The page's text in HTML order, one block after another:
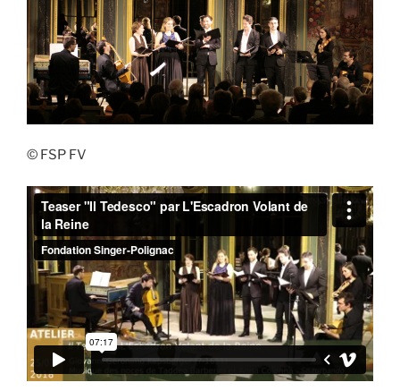
© FSP FV